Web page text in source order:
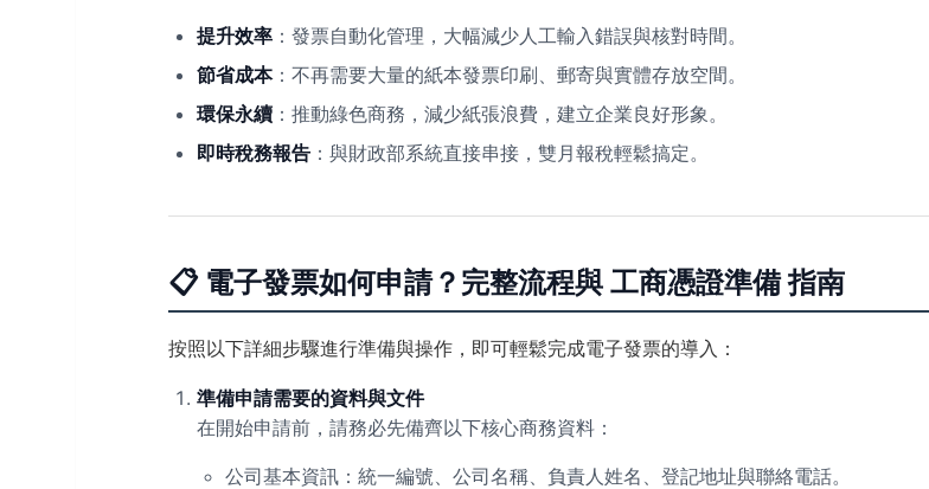
提升效率 ：發票自動化管理，大幅減少人工輸入錯誤與核對時間。
節省成本：不再需要大量的紙本發票印刷、郵寄與實體存放空間。
環保永續 ：推動綠色商務，減少紙張浪費，建立企業良好形象。
即時稅務報告 ：與財政部系統直接串接，雙月報稅輕鬆搞定。
📋 電子發票如何申請？完整流程與 工商憑證準備 指南
按照以下詳細步驟進行準備與操作，即可輕鬆完成電子發票的導入：
準備申請需要的資料與文件
在開始申請前，請務必先備齊以下核心商務資料：
公司基本資訊：統一編號、公司名稱、負責人姓名、登記地址與聯絡電話。